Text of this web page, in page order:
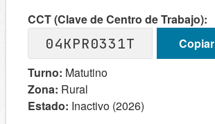
CCT (Clave de Centro de Trabajo):
04KPR0331T
Copiar
Turno: Matutino
Zona: Rural
Estado: Inactivo (2026)